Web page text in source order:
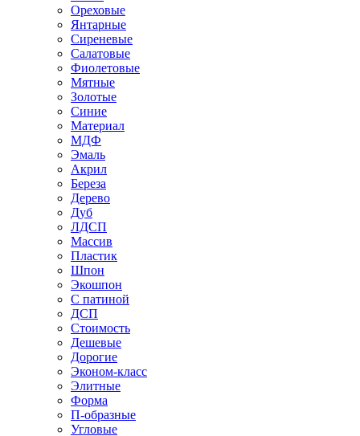
Ореховые
Янтарные
Сиреневые
Салатовые
Фиолетовые
Мятные
Золотые
Синие
Материал
МДФ
Эмаль
Акрил
Береза
Дерево
Дуб
ЛДСП
Массив
Пластик
Шпон
Экошпон
С патиной
ДСП
Стоимость
Дешевые
Дорогие
Эконом-класс
Элитные
Форма
П-образные
Угловые